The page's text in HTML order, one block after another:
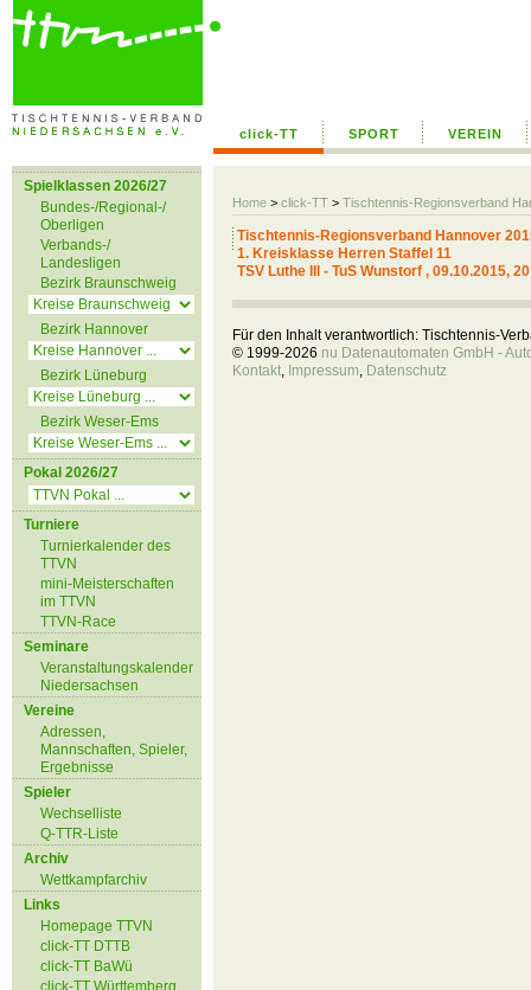
click-TT SPORT VEREIN
Home > click-TT > Tischtennis-Regionsverband
Spielklassen 2026/27
Bundes-/Regional-/
Oberligen
Verbands-/
Landesligen
Bezirk Braunschweig
Bezirk Hannover
Bezirk Lüneburg
Bezirk Weser-Ems
Pokal 2026/27
Turniere
Turnierkalender des
TTVN
mini-Meisterschaften
im TTVN
TTVN-Race
Seminare
Veranstaltungskalender
Niedersachsen
Vereine
Adressen,
Mannschaften, Spieler,
Ergebnisse
Spieler
Wechselliste
Q-TTR-Liste
Archiv
Wettkampfarchiv
Links
Homepage TTVN
click-TT DTTB
click-TT BaWü
click-TT Württemberg
Tischtennis-Regionsverband Hannover
1. Kreisklasse Herren Staffel 11
TSV Luthe III - TuS Wunstorf , 09.10.2015,
Für den Inhalt verantwortlich: Tischtennis-
© 1999-2026 nu Datenautomaten GmbH -
Kontakt, Impressum, Datenschutz